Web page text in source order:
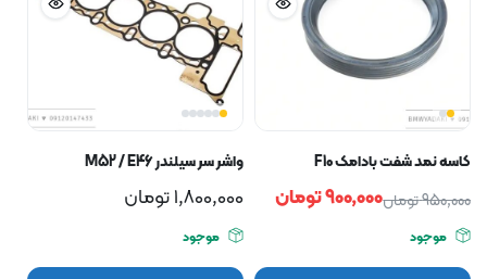
کاسه نمد شفت بادامک F10
950,000تومان900,000تومان
موجود
واشر سر سیلندر M52 / E46
1,800,000تومان
موجود